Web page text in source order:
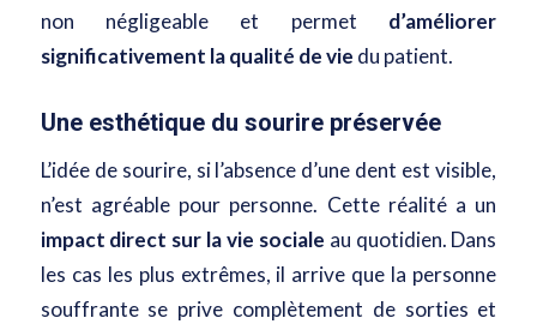
non négligeable et permet d’améliorer
significativement la qualité de vie du patient.
Une esthétique du sourire préservée
L’idée de sourire, si l’absence d’une dent est visible,
n’est agréable pour personne. Cette réalité a un
impact direct sur la vie sociale au quotidien. Dans
les cas les plus extrêmes, il arrive que la personne
souffrante se prive complètement de sorties et